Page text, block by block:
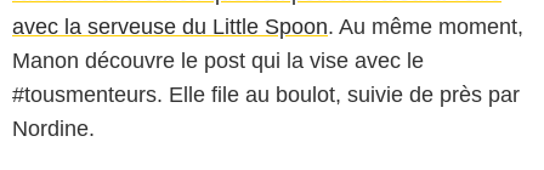
avec la serveuse du Little Spoon. Au même moment,
Manon découvre le post qui la vise avec le
#tousmenteurs. Elle file au boulot, suivie de près par
Nordine.